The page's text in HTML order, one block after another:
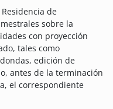
de
sobre la
con proyección
tales como
edición de
antes de la terminación
el correspondiente